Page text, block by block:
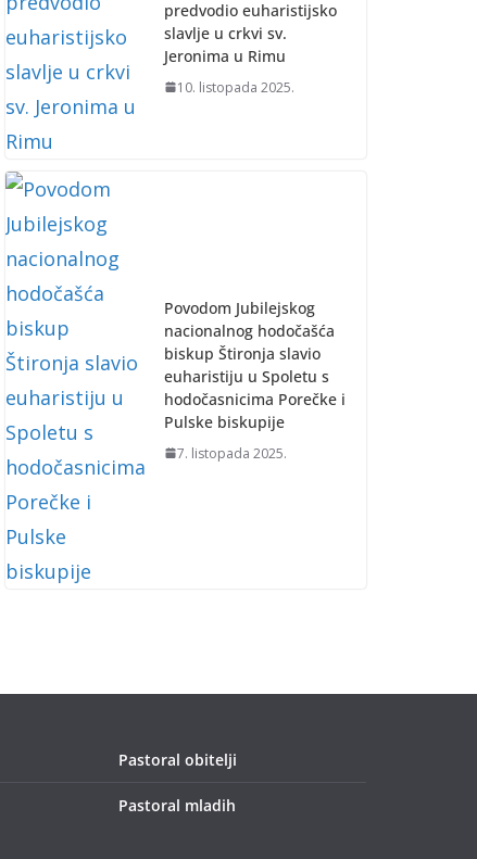
predvodio euharistijsko
slavlje u crkvi sv.
Jeronima u Rimu
10. listopada 2025.
Povodom Jubilejskog
nacionalnog hodočašća
biskup Štironja slavio
euharistiju u Spoletu s
hodočasnicima Porečke i
Pulske biskupije
7. listopada 2025.
Pastoral obitelji
Pastoral mladih